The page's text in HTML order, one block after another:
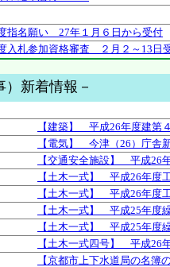
指名願い 27年１月６日から受付
入札参加資格審査 ２月２～13日
着情報－
【建築】 平成26年度建第
【電気】 今津（26）庁舎
【交通安全施設】 平成26
【土木一式】 平成26年度
【土木一式】 平成26年度
【土木一式】 平成25年度
【土木一式】 平成25年度
【土木一式四号】 平成26
【京都市上下水道局の名